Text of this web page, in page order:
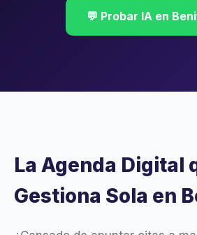
💬 Probar IA en
La Agenda Digital
Gestiona Sola en